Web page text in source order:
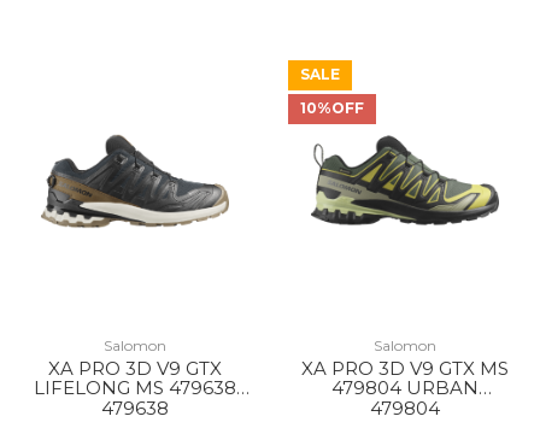
Salomon
XA PRO 3D V9 GTX
LIFELONG MS 479638
BK/COYOTE
479638
SALE
10%OFF
Salomon
XA PRO 3D V9 GTX MS
479804 URBAN
CHIC/BLACK/CRESS
479804